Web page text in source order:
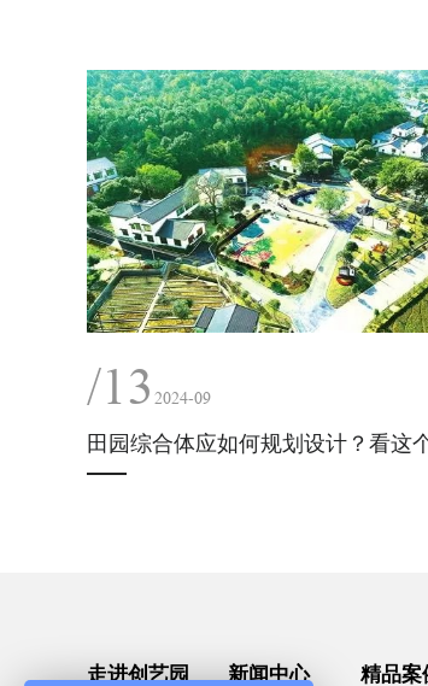
/13 2024-09
走进创艺园 新闻中心 精品案